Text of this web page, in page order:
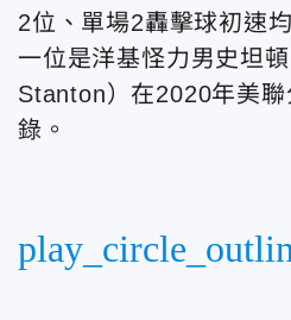
2位、單場2轟擊球初速
一位是洋基怪力男史坦
Stanton）在2020年美
錄。